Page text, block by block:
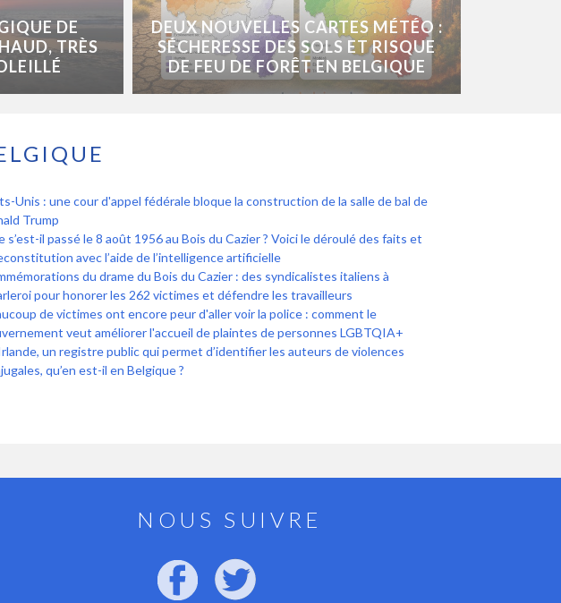
DE
TRÈS
DEUX NOUVELLES CARTES MÉTÉO :
SÉCHERESSE DES SOLS ET RISQUE
DE FEU DE FORÊT EN BELGIQUE
Unis : une cour d'appel fédérale bloque la construction de la salle de bal de
Trump
s’est-il passé le 8 août 1956 au Bois du Cazier ? Voici le déroulé des faits et
avec l’aide de l’intelligence artificielle
du drame du Bois du Cazier : des syndicalistes italiens à
pour honorer les 262 victimes et défendre les travailleurs
de victimes ont encore peur d'aller voir la police : comment le
veut améliorer l'accueil de plaintes de personnes LGBTQIA+
un registre public qui permet d’identifier les auteurs de violences
qu’en est-il en Belgique ?
NOUS SUIVRE